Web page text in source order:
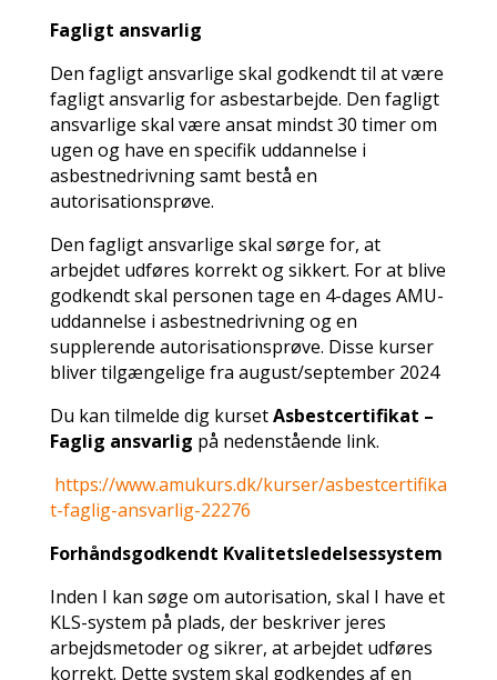
Fagligt ansvarlig
Den fagligt ansvarlige skal godkendt til at være
fagligt ansvarlig for asbestarbejde. Den fagligt
ansvarlige skal være ansat mindst 30 timer om
ugen og have en specifik uddannelse i
asbestnedrivning samt bestå en
autorisationsprøve.
Den fagligt ansvarlige skal sørge for, at
arbejdet udføres korrekt og sikkert. For at blive
godkendt skal personen tage en 4-dages AMU-
uddannelse i asbestnedrivning og en
supplerende autorisationsprøve. Disse kurser
bliver tilgængelige fra august/september 2024
Du kan tilmelde dig kursetAsbestcertifikat –
Faglig ansvarlig på nedenstående link.
https://www.amukurs.dk/kurser/asbestcertifika
t-faglig-ansvarlig-22276
Forhåndsgodkendt Kvalitetsledelsessystem
Inden I kan søge om autorisation, skal I have et
KLS-system på plads, der beskriver jeres
arbejdsmetoder og sikrer, at arbejdet udføres
korrekt. Dette system skal godkendes af en